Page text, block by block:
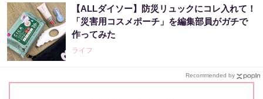
【ALLダイソー】防災リュックにコレ入れて！
「災害用コスメポーチ」を編集部員がガチで
作ってみた
ライフ
Recommended by